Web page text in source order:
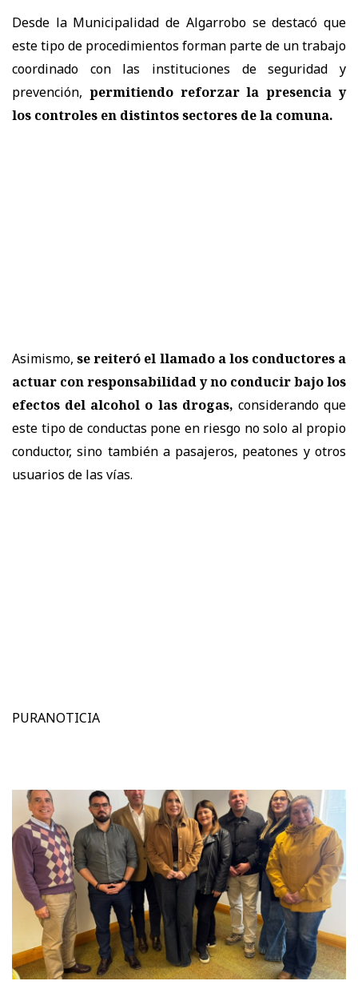
Desde la Municipalidad de Algarrobo se destacó que
este tipo de procedimientos forman parte de un trabajo
coordinado con las instituciones de seguridad y
prevención, permitiendo reforzar la presencia y
los controles en distintos sectores de la comuna.
Asimismo,se reiteró el llamado a los conductores a
actuar con responsabilidad y no conducir bajo los
efectos del alcohol o las drogas, considerando que
este tipo de conductas pone en riesgo no solo al propio
conductor, sino también a pasajeros, peatones y otros
usuarios de las vías.
PURANOTICIA